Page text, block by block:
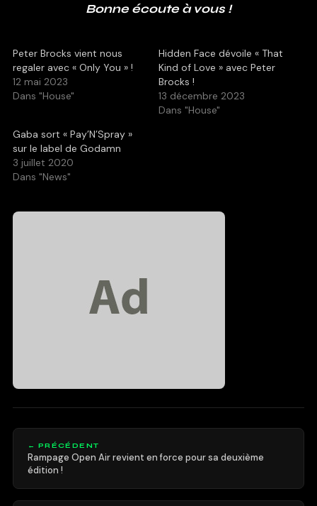
Bonne écoute à vous !
Peter Brocks vient nous
regaler avec « Only You » !
12 mai 2023
Dans "House"
Hidden Face dévoile « That
Kind of Love » avec Peter
Brocks !
13 décembre 2023
Dans "House"
Gaba sort « Pay’N’Spray »
sur le label de Godamn
3 juillet 2020
Dans "News"
← PRÉCÉDENT
Rampage Open Air revient en force pour sa deuxième
édition !